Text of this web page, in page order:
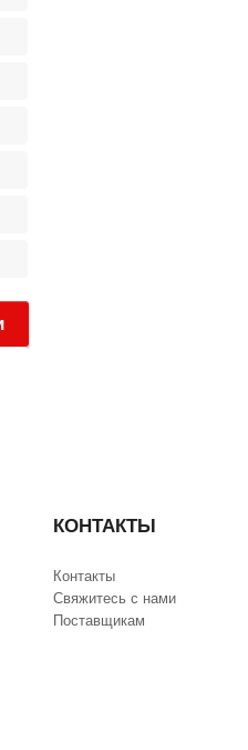
КОНТАКТЫ
Контакты
Свяжитесь с нами
Поставщикам